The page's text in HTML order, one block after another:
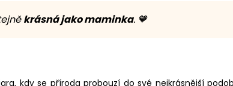
krásná jako maminka. 🧡
kdy se příroda probouzí do své nejkrásnější